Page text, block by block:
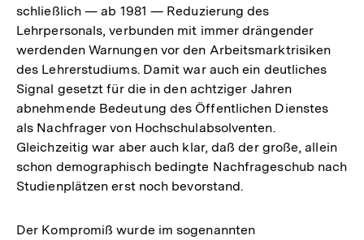
schließlich — ab 1981 — Reduzierung des
Lehrpersonals, verbunden mit immer drängender
werdenden Warnungen vor den Arbeitsmarktrisiken
des Lehrerstudiums. Damit war auch ein deutliches
Signal gesetzt für die in den achtziger Jahren
abnehmende Bedeutung des Öffentlichen Dienstes
als Nachfrager von Hochschulabsolventen.
Gleichzeitig war aber auch klar, daß der große, allein
schon demographisch bedingte Nachfrageschub nach
Studienplätzen erst noch bevorstand.
Der Kompromiß wurde im sogenannten